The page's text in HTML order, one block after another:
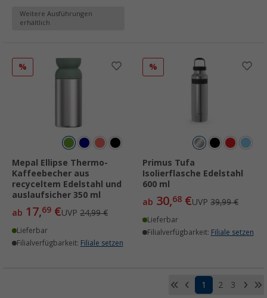
Weitere Ausführungen
erhältlich
%
Mepal Ellipse Thermo-
Kaffeebecher aus
recyceltem Edelstahl und
auslaufsicher 350 ml
ab 17,69 €UVP 24,99 €
Lieferbar
Filialverfügbarkeit: Filiale setzen
%
Primus Tufa
Isolierflasche Edelstahl
600 ml
ab 30,68 €UVP 39,99 €
Lieferbar
Filialverfügbarkeit: Filiale setzen
1 2 3